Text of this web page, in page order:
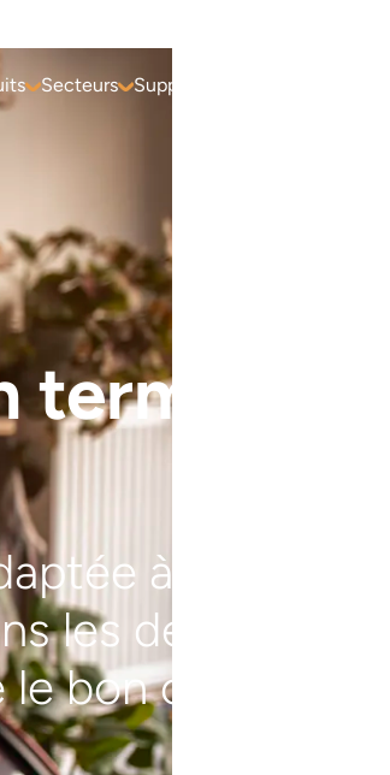
Secteurs Support
à votre
les deux
bon choix, à